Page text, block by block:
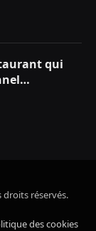
qui
réservés.
des cookies